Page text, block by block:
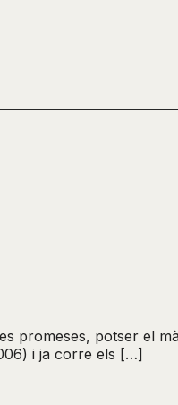
promeses, potser el
i ja corre els […]